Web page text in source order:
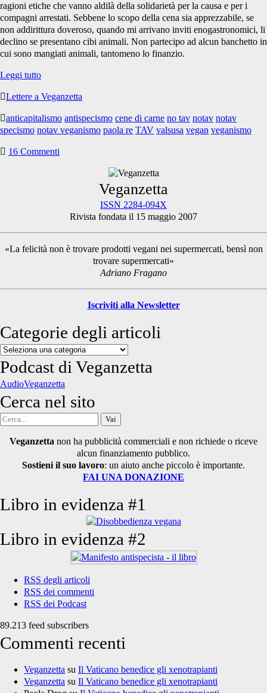
ragioni etiche che vanno aldilà della solidarietà per la causa e per i
compagni arrestati. Sebbene lo scopo della cena sia apprezzabile, se
non addirittura doveroso, quando mi arrivano inviti enogastronomici, li
declino se presentano cibi animali. Non partecipo ad alcun banchetto in
cui sono mangiati animali, tantomeno lo finanzio.
Leggi tuttoSono
TAV
non
parteciperò
vostra
Lettere a Veganzetta
anticapitalismo antispecismo cene di carne no tav notav notav
specismo notav veganismo paola re TAV valsusa vegan veganismo
16 Commenti
Sidebar
Veganzetta
ISSN 2284-094X
Rivista fondata il 15 maggio 2007
«La felicità non è trovare prodotti vegani nei supermercati, bensì non
trovare supermercati»
Adriano Fragano
Iscriviti alla Newsletter
Categorie degli articoli
Categorie
degli
articoli
Podcast di Veganzetta
AudioVeganzetta
Cerca nel sito
Cerca
Veganzetta non ha pubblicità commerciali e non richiede o riceve
alcun finanziamento pubblico.
Sostieni il suo lavoro: un aiuto anche piccolo è importante.
FAI UNA DONAZIONE
Libro in evidenza #1
Libro in evidenza #2
RSS degli articoli
RSS dei commenti
RSS dei Podcast
89.213 feed subscribers
Commenti recenti
Veganzetta su Il Vaticano benedice gli xenotrapianti
Veganzetta su Il Vaticano benedice gli xenotrapianti